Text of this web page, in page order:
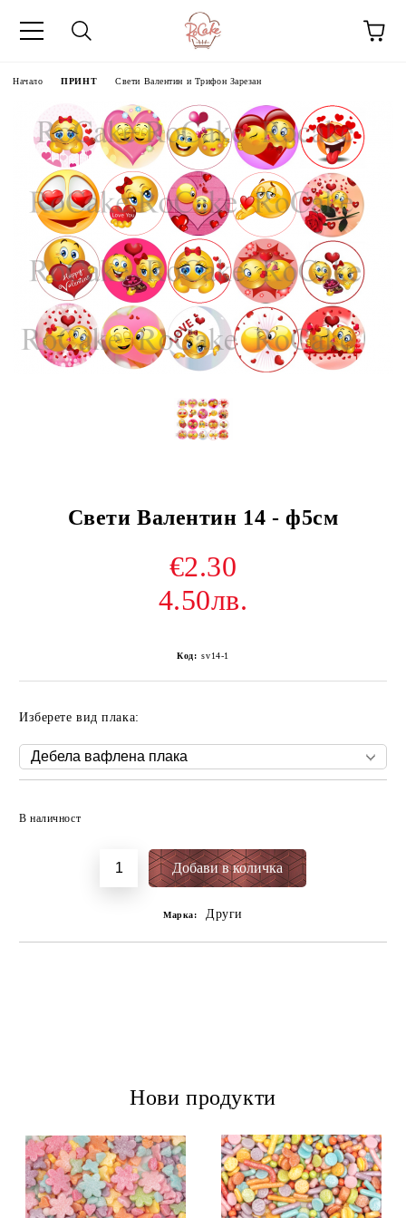
Начало ПРИНТ Свети Валентин и Трифон Зарезан
Свети Валентин 14 - ф5см
€2.30
4.50лв.
Код: sv14-1
Изберете вид плака:
В наличност
Марка: Други
Нови продукти